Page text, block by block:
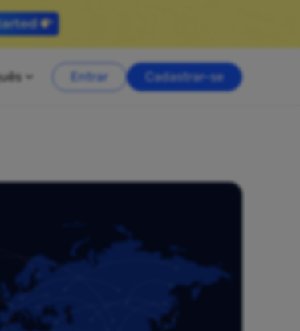
Entrar Cadastrar-se